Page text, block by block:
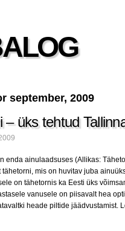
september, 2009
– üks tehtud
enda ainulaadsuses (Allikas:
tähetorni, mis on huvitav juba
on tähetornis ka Eesti üks
vanusele on piisavalt hea
heade piltide jäädvustamist.